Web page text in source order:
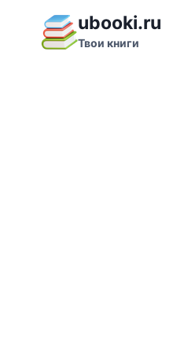
содержимому
ubooki.ru
Твои книги